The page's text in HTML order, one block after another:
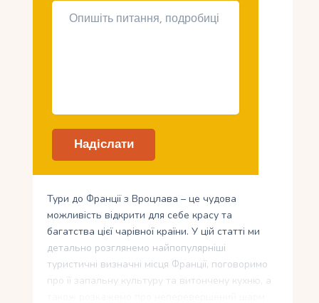
Тури до Франції з Вроцлава – це чудова
можливість відкрити для себе красу та
багатства цієї чарівної країни. У цій статті ми
детально розглянемо найпопулярніші
туристичні визначні місця Франції, поговоримо
про її запальну культуру та витончену кухню, а